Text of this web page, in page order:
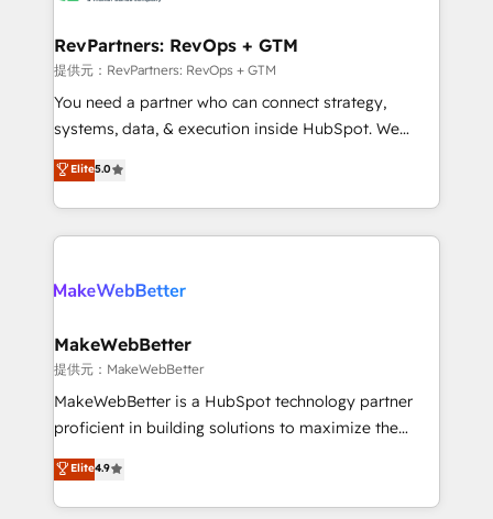
marketing campaigns, & RevOps frameworks that
fuel long-term success We connect the entire
customer lifecycle through seamless integrations,
ensure long-term adoption with change-
and service to drive sustainable growth With 6 key
HubSpot accreditations and experience across
RevPartners: RevOps + GTM
提供元：RevPartners: RevOps + GTM
You need a partner who can connect strategy,
systems, data, & execution inside HubSpot. We
bridge the gap where most agencies fall short by
combining GTM strategy with technical execution to
solve the right problem with the right solution. As the
only firm in the world to hold Elite Partner
clients gain a unique advantage in CRM architecture,
market execution. Why B2B Businesses Choose RP: -
Secure: Soc2 compliant 🛡️ - Pricing: Implementations
starting at $1,5k 💵 - Speed: Launch in 14 days ⚡ -
Global: 75+ RPers across five continents 🌐 - Scale:
HubSpot Partner 🪴 - Sales Hub: More
implementations than any other Partner 💻 -
Elite5.0
MakeWebBetter
提供元：MakeWebBetter
MakeWebBetter is a HubSpot technology partner
proficient in building solutions to maximize the
operational efficiency of HubSpot. The fastest-
growing tech-enabler & facilitator, MakeWebBetter,
hands you the blend of HubSpot expertise &
Elite4.9